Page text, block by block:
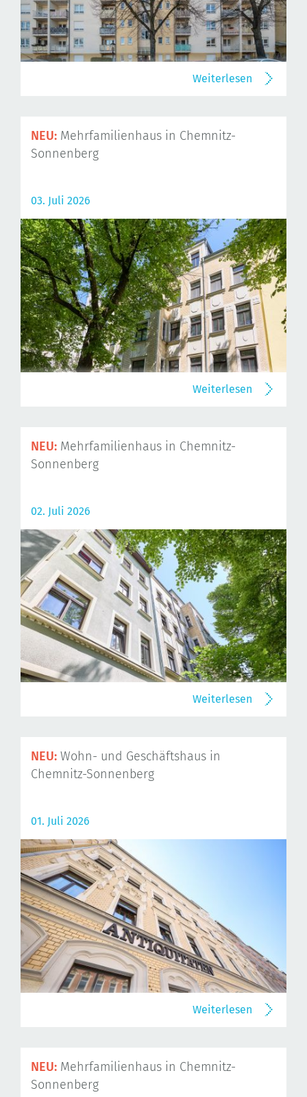
Weiterlesen
NEU: Mehrfamilienhaus in Chemnitz-
Sonnenberg
03. Juli 2026
Weiterlesen
NEU: Mehrfamilienhaus in Chemnitz-
Sonnenberg
02. Juli 2026
Weiterlesen
NEU: Wohn- und Geschäftshaus in
Chemnitz-Sonnenberg
01. Juli 2026
Weiterlesen
NEU: Mehrfamilienhaus in Chemnitz-
Sonnenberg